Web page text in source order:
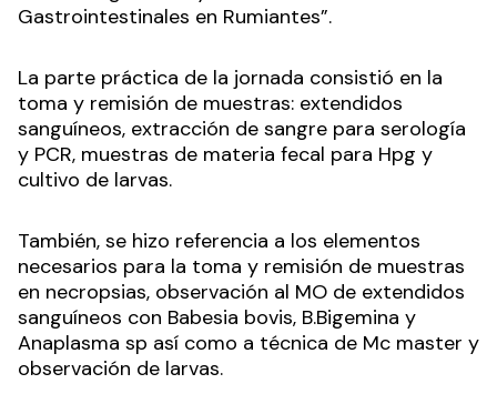
Gastrointestinales en Rumiantes”.
La parte práctica de la jornada consistió en la
toma y remisión de muestras: extendidos
sanguíneos, extracción de sangre para serología
y PCR, muestras de materia fecal para Hpg y
cultivo de larvas.
También, se hizo referencia a los elementos
necesarios para la toma y remisión de muestras
en necropsias, observación al MO de extendidos
sanguíneos con Babesia bovis, B.Bigemina y
Anaplasma sp así como a técnica de Mc master y
observación de larvas.